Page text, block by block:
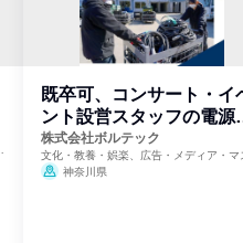
既卒可、コンサート・イ
ント設営スタッフの電源
門
株式会社ボルテック
文化・教養・娯楽、広告・メディア・マ
ミ、電力・ガス・水道・エネルギー
神奈川県